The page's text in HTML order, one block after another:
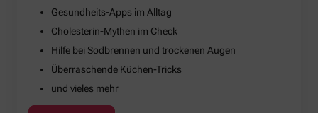
Gesundheits-Apps im Alltag
Cholesterin-Mythen im Check
Hilfe bei Sodbrennen und trockenen Augen
Überraschende Küchen-Tricks
und vieles mehr